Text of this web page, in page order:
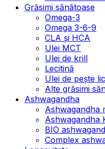
Grăsimi sănătoase
Omega-3
Omega 3-6-9
CLA şi HCA
Ulei MCT
Ulei de krill
Lecitină
Ulei de pește
Alte grăsimi
Ashwagandha
Ashwagandha
Ashwagandha
BIO
Complex